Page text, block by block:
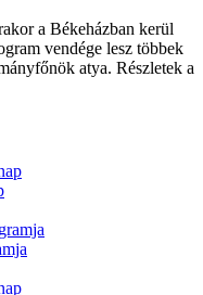
a Békeházban kerül
vendége lesz többek
atya. Részletek a